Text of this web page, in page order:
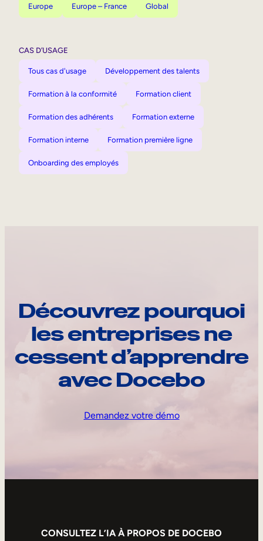
Europe Europe – France Global
CAS D’USAGE
Tous cas d'usage Développement des talents
Formation à la conformité Formation client
Formation des adhérents Formation externe
Formation interne Formation première ligne
Onboarding des employés
Découvrez pourquoi
les entreprises ne
cessent d’apprendre
avec Docebo
Demandez votre démo
CONSULTEZ L’IA À PROPOS DE DOCEBO